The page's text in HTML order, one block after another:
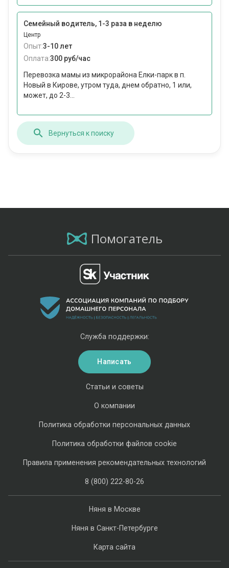
Семейный водитель, 1-3 раза в неделю
Центр
Опыт:3-10 лет
Оплата:300 руб/час
Перевозка мамы из микрорайона Елки-парк в п.
Новый в Кирове, утром туда, днем обратно, 1 или,
может, до 2-3...
Вернуться к поиску
Помогатель
Няня в Москве
Няня в Санкт-Петербурге
Карта сайта
Статьи и советы
О компании
Политика обработки персональных данных
Политика обработки файлов cookie
Правила применения рекомендательных технологий
8 (800) 222-80-26
Служба поддержки:
Написать